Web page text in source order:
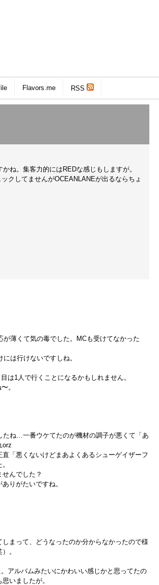
Flavors.me RSS
ね。集客力的にはREDな感じもしますが。
クしてませんがOCEANLANEが出るならちょ
薄くて気の毒でした。MCも受けてなかった
は行けないですしね。
は1人で行くことになるかもしれません。
。
ね…一番ウケてたのが機材の調子が悪くて「あ
orz
「悪くないけどまあよくあるシューゲイザーフ
んでした？
りがたいですね。
まって、どうなったのか分からなかったので様
。
アルバムみたいにかわいい感じかと思ってたの
いましたが。